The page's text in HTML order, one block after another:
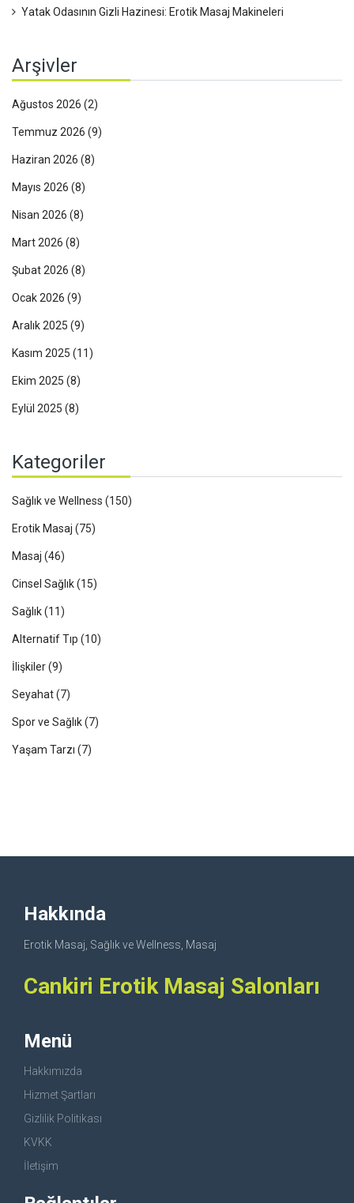
Yatak Odasının Gizli Hazinesi: Erotik Masaj Makineleri
Arşivler
Ağustos 2026 (2)
Temmuz 2026 (9)
Haziran 2026 (8)
Mayıs 2026 (8)
Nisan 2026 (8)
Mart 2026 (8)
Şubat 2026 (8)
Ocak 2026 (9)
Aralık 2025 (9)
Kasım 2025 (11)
Ekim 2025 (8)
Eylül 2025 (8)
Kategoriler
Sağlık ve Wellness (150)
Erotik Masaj (75)
Masaj (46)
Cinsel Sağlık(15)
Sağlık(11)
Alternatif Tıp (10)
İlişkiler(9)
Seyahat(7)
Spor ve Sağlık(7)
Yaşam Tarzı (7)
Hakkında
Erotik Masaj, Sağlık ve Wellness, Masaj
Cankiri Erotik Masaj Salonları
Menü
Hakkımızda
Hizmet Şartları
Gizlilik Politikası
KVKK
İletişim